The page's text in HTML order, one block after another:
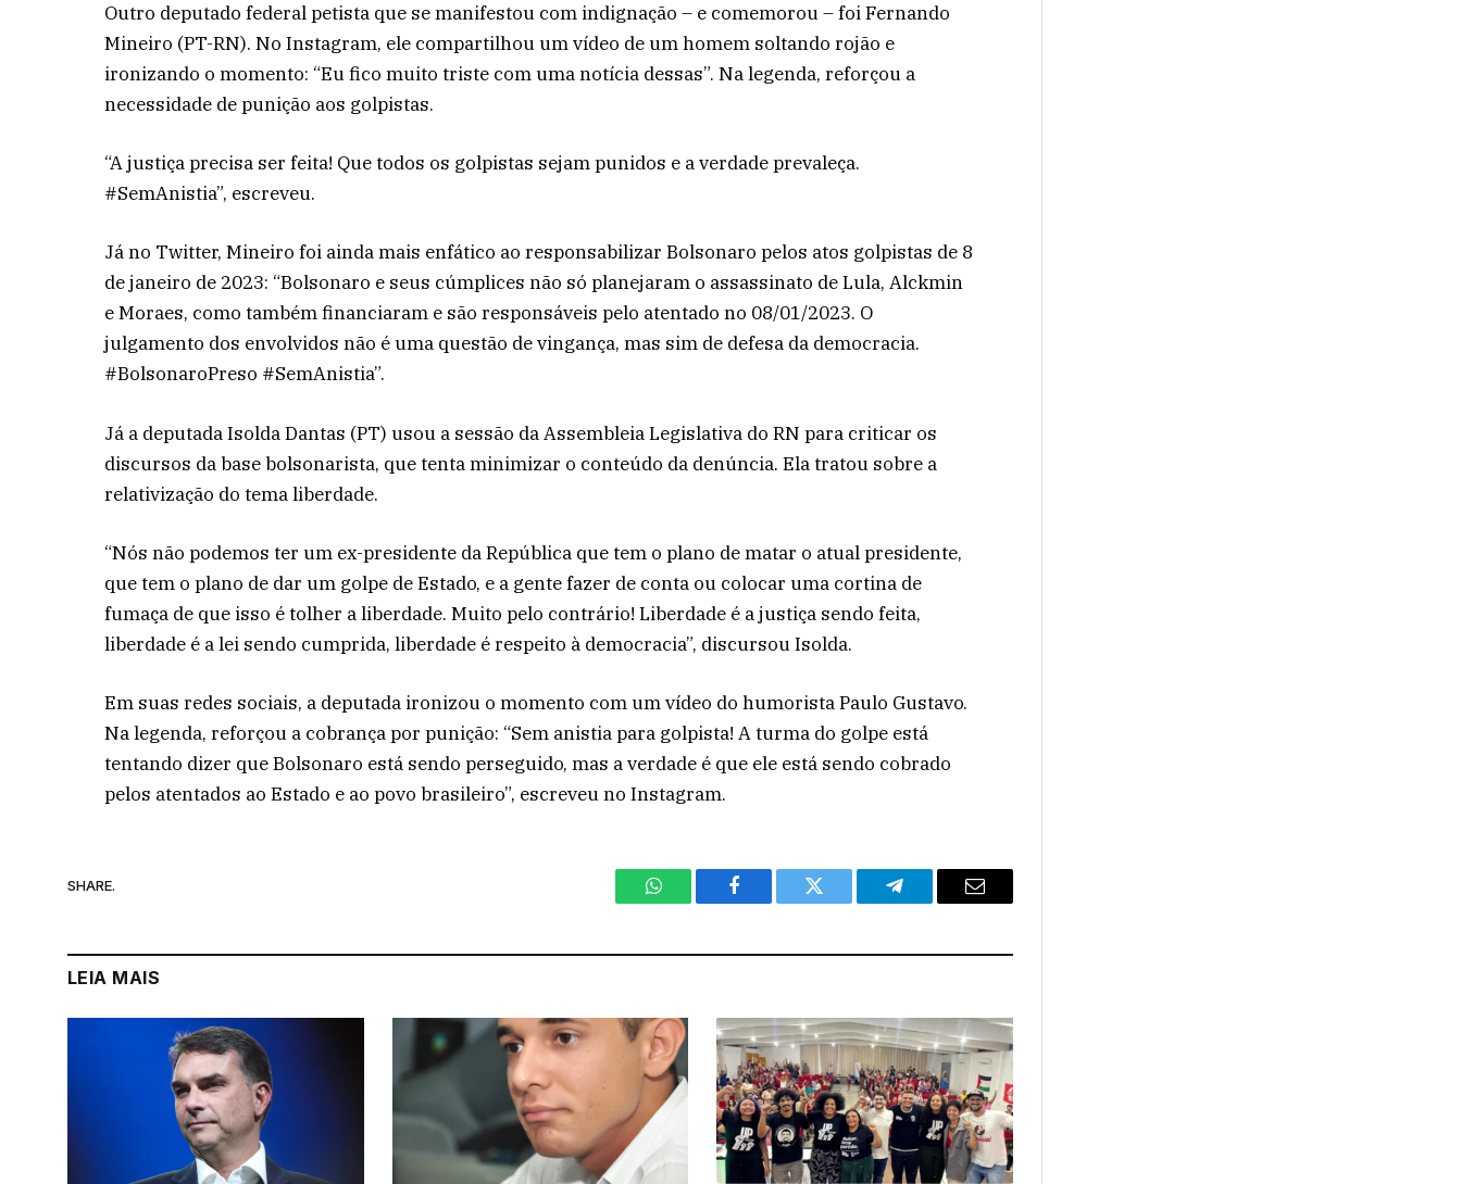
Outro deputado federal petista que se manifestou com indignação – e comemorou – foi Fernando
Mineiro (PT-RN). No Instagram, ele compartilhou um vídeo de um homem soltando rojão e
ironizando o momento: “Eu fico muito triste com uma notícia dessas”. Na legenda, reforçou a
necessidade de punição aos golpistas.
“A justiça precisa ser feita! Que todos os golpistas sejam punidos e a verdade prevaleça.
#SemAnistia”, escreveu.
Já no Twitter, Mineiro foi ainda mais enfático ao responsabilizar Bolsonaro pelos atos golpistas de 8
de janeiro de 2023: “Bolsonaro e seus cúmplices não só planejaram o assassinato de Lula, Alckmin
e Moraes, como também financiaram e são responsáveis pelo atentado no 08/01/2023. O
julgamento dos envolvidos não é uma questão de vingança, mas sim de defesa da democracia.
#BolsonaroPreso #SemAnistia”.
Já a deputada Isolda Dantas (PT) usou a sessão da Assembleia Legislativa do RN para criticar os
discursos da base bolsonarista, que tenta minimizar o conteúdo da denúncia. Ela tratou sobre a
relativização do tema liberdade.
“Nós não podemos ter um ex-presidente da República que tem o plano de matar o atual presidente,
que tem o plano de dar um golpe de Estado, e a gente fazer de conta ou colocar uma cortina de
fumaça de que isso é tolher a liberdade. Muito pelo contrário! Liberdade é a justiça sendo feita,
liberdade é a lei sendo cumprida, liberdade é respeito à democracia”, discursou Isolda.
Em suas redes sociais, a deputada ironizou o momento com um vídeo do humorista Paulo Gustavo.
Na legenda, reforçou a cobrança por punição: “Sem anistia para golpista! A turma do golpe está
tentando dizer que Bolsonaro está sendo perseguido, mas a verdade é que ele está sendo cobrado
pelos atentados ao Estado e ao povo brasileiro”, escreveu no Instagram.
SHARE.
WhatsAppFacebook Twitter Telegram Email
LEIA MAIS